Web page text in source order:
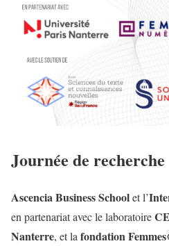
Journée de recherche
Ascencia Business Schoolet l’
en partenariat avec le laboratoire
Nanterre, et lafondation